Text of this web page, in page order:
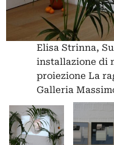
Elisa Strinna,
installazione di
proiezione La
Galleria